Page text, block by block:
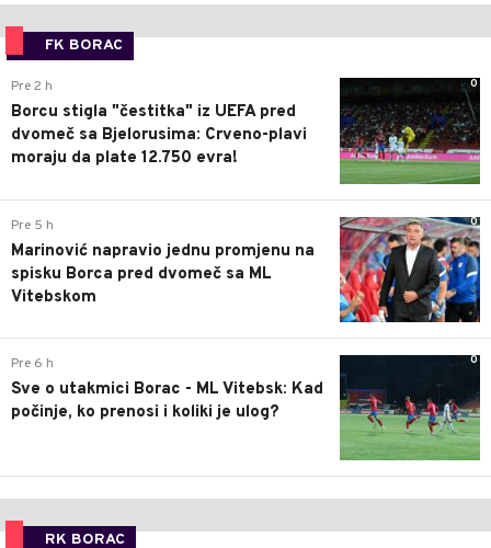
FK BORAC
0
Pre 2 h
Borcu stigla "čestitka" iz UEFA pred
dvomeč sa Bjelorusima: Crveno-plavi
moraju da plate 12.750 evra!
0
Pre 5 h
Marinović napravio jednu promjenu na
spisku Borca pred dvomeč sa ML
Vitebskom
0
Pre 6 h
Sve o utakmici Borac - ML Vitebsk: Kad
počinje, ko prenosi i koliki je ulog?
RK BORAC